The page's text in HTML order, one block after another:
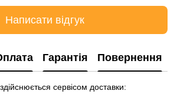
Написати відгук
Гарантія Повернення
сервісом доставки: